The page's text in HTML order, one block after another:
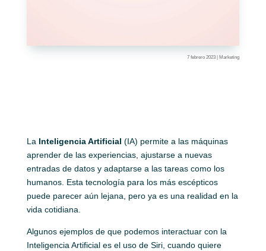
7 febrero 2023 |Marketing
La Inteligencia Artificial (IA) permite a las máquinas
aprender de las experiencias, ajustarse a nuevas
entradas de datos y adaptarse a las tareas como los
humanos. Esta tecnología para los más escépticos
puede parecer aún lejana, pero ya es una realidad en la
vida cotidiana.
Algunos ejemplos de que podemos interactuar con la
Inteligencia Artificial es el uso de Siri, cuando quiere